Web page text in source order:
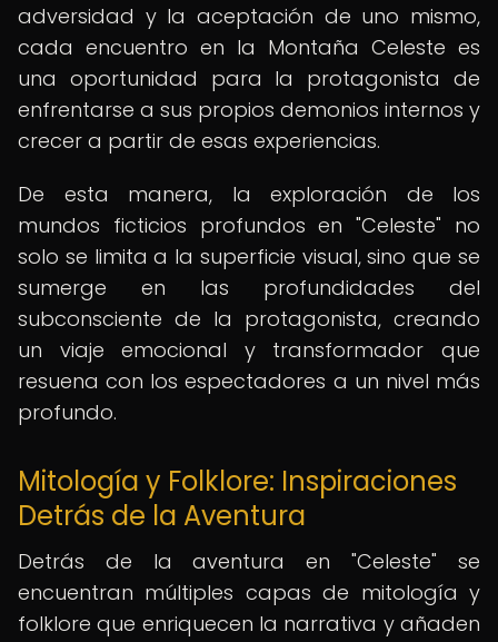
adversidad y la aceptación de uno mismo,
cada encuentro en la Montaña Celeste es
una oportunidad para la protagonista de
enfrentarse a sus propios demonios internos y
crecer a partir de esas experiencias.
De esta manera, la exploración de los
mundos ficticios profundos en "Celeste" no
solo se limita a la superficie visual, sino que se
sumerge en las profundidades del
subconsciente de la protagonista, creando
un viaje emocional y transformador que
resuena con los espectadores a un nivel más
profundo.
Mitología y Folklore: Inspiraciones
Detrás de la Aventura
Detrás de la aventura en "Celeste" se
encuentran múltiples capas de mitología y
folklore que enriquecen la narrativa y añaden